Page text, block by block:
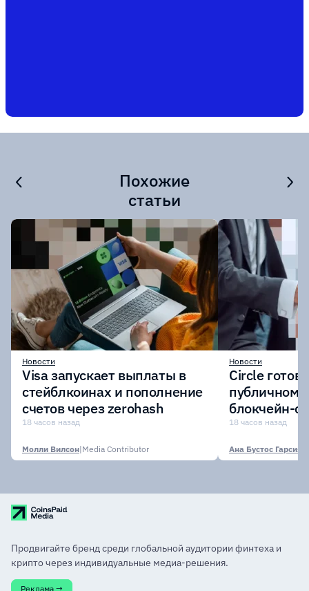
Похожие
статьи
Новости
Visa запускает выплаты в
стейблкоинах и пополнение
счетов через zerohash
18 часов назад
Молли Вилсон|Media Contributor
Новости
Circle
публичному
блокчейн-
участии
18 часов назад
Ана Бустос Гарсия
Продвигайте бренд среди глобальной аудитории финтеха и
крипто через индивидуальные медиа-решения.
Реклама →